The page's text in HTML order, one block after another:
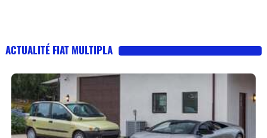
ACTUALITÉ FIAT MULTIPLA